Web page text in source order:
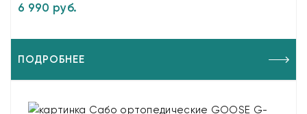
6 990 руб.
ПОДРОБНЕЕ